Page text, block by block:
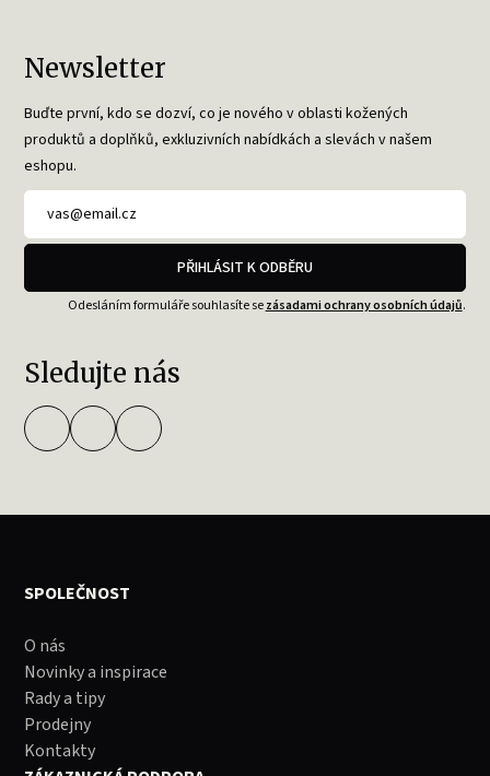
Newsletter
Buďte první, kdo se dozví, co je nového v oblasti kožených
produktů a doplňků, exkluzivních nabídkách a slevách v našem
eshopu.
PŘIHLÁSIT K ODBĚRU
Odesláním formuláře souhlasíte sezásadami ochrany osobních údajů.
Sledujte nás
SPOLEČNOST
O nás
Novinky a inspirace
Rady a tipy
Prodejny
Kontakty